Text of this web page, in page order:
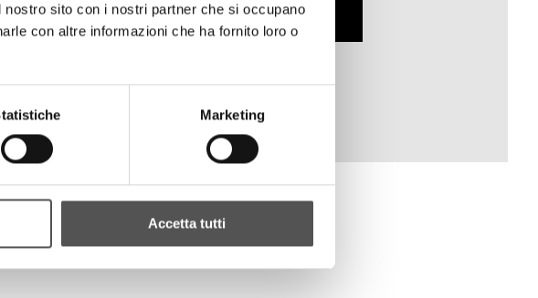
sito con i nostri partner che si occupano
con altre informazioni che ha fornito loro o
Marketing
Accetta tutti